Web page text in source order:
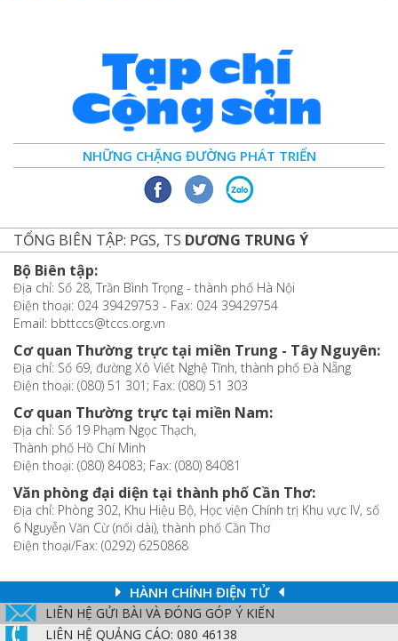
NHỮNG CHẶNG ĐƯỜNG PHÁT TRIỂN
TỔNG BIÊN TẬP: PGS, TS DƯƠNG TRUNG Ý
Bộ Biên tập:
Địa chỉ: Số 28, Trần Bình Trọng - thành phố Hà Nội
Điện thoại: 024 39429753 - Fax: 024 39429754
Email: bbttccs@tccs.org.vn
Cơ quan Thường trực tại miền Trung - Tây Nguyên:
Địa chỉ: Số 69, đường Xô Viết Nghệ Tĩnh, thành phố Đà Nẵng
Điện thoại: (080) 51 301; Fax: (080) 51 303
Cơ quan Thường trực tại miền Nam:
Địa chỉ: Số 19 Phạm Ngọc Thạch,
Thành phố Hồ Chí Minh
Điện thoại: (080) 84083; Fax: (080) 84081
Văn phòng đại diện tại thành phố Cần Thơ:
Địa chỉ: Phòng 302, Khu Hiệu Bộ, Học viện Chính trị Khu vực IV, số
6 Nguyễn Văn Cừ (nối dài), thành phố Cần Thơ
Điện thoại/Fax: (0292) 6250868
HÀNH CHÍNH ĐIỆN TỬ
LIÊN HỆ GỬI BÀI VÀ ĐÓNG GÓP Ý KIẾN
LIÊN HỆ QUẢNG CÁO: 080 46138